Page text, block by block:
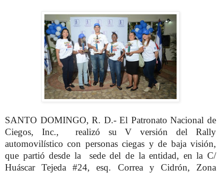
SANTO DOMINGO, R. D.- El Patronato Nacional de
Ciegos, Inc., realizó su V versión del Rally
automovilístico con personas ciegas y de baja visión,
que partió desde la sede del de la entidad, en la C/
Huáscar Tejeda #24, esq. Correa y Cidrón, Zona